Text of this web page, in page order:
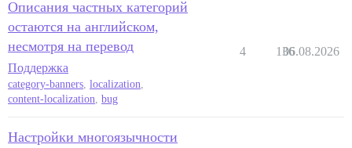
Описания частных категорий
остаются на английском,
несмотря на перевод
Поддержка
category-banners, localization,
content-localization, bug
4 136
06.08.2026
Настройки многоязычности